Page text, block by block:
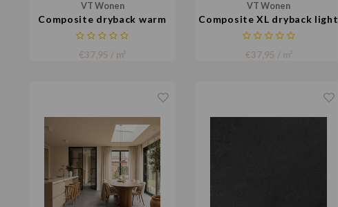
VT Wonen
Composite dryback warm
grey
€37,95 / m²
VT Wonen
Composite XL dryback light
grey
€37,95 / m²